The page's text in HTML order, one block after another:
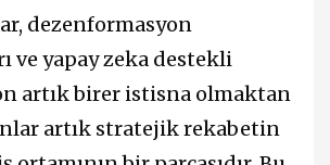
dezenformasyon
ve yapay zeka destekli
artık birer istisna olmaktan
artık stratejik rekabetin